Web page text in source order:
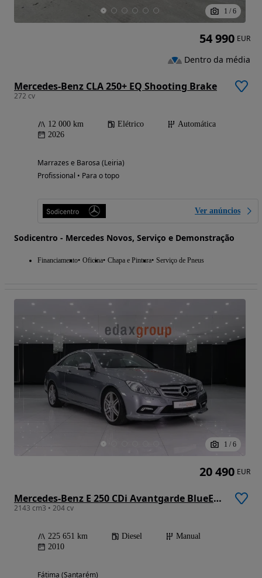
1 / 6
Mercedes-Benz CLA 250+ EQ Shooting Brake
272 cv
12 000 km Elétrico
Automática
2026
Marrazes e Barosa (Leiria)
Profissional • Para o topo
Ver anúncios
Sodicentro - Mercedes Novos, Serviço e Demonstração
Financiamento Oficina Chapa e Pintura Serviço de Pneus
54 990 EUR
Dentro da média
1 / 6
Mercedes-Benz E 250 CDi Avantgarde BlueEfficiency
2143 cm3 • 204 cv
225 651 km Diesel
Manual
2010
Fátima (Santarém)
20 490 EUR